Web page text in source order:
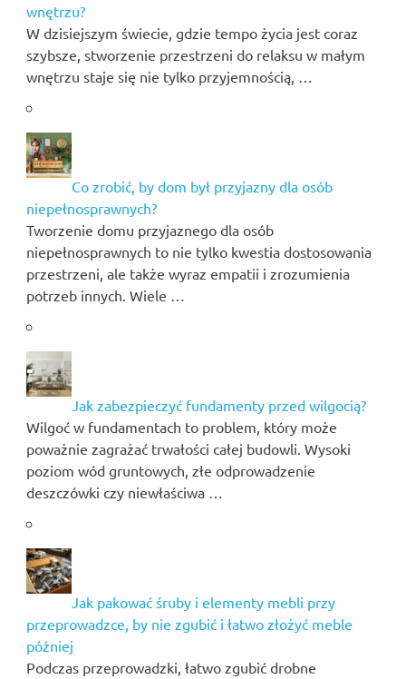
wnętrzu?
W dzisiejszym świecie, gdzie tempo życia jest coraz
szybsze, stworzenie przestrzeni do relaksu w małym
wnętrzu staje się nie tylko przyjemnością, …
Co zrobić, by dom był przyjazny dla osób
niepełnosprawnych?
Tworzenie domu przyjaznego dla osób
niepełnosprawnych to nie tylko kwestia dostosowania
przestrzeni, ale także wyraz empatii i zrozumienia
potrzeb innych. Wiele …
Jak zabezpieczyć fundamenty przed wilgocią?
Wilgoć w fundamentach to problem, który może
poważnie zagrażać trwałości całej budowli. Wysoki
poziom wód gruntowych, złe odprowadzenie
deszczówki czy niewłaściwa …
Jak pakować śruby i elementy mebli przy
przeprowadzce, by nie zgubić i łatwo złożyć meble
później
Podczas przeprowadzki, łatwo zgubić drobne